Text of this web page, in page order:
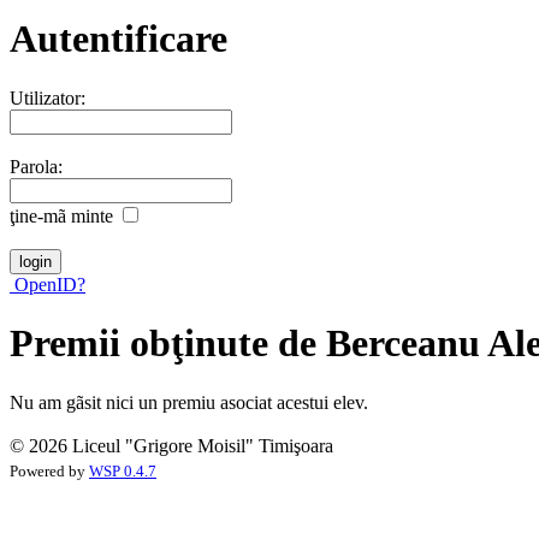
Autentificare
Utilizator:
Parola:
ţine-mã minte
OpenID?
Premii obţinute de Berceanu
Nu am gãsit nici un premiu asociat acestui elev.
© 2026 Liceul "Grigore Moisil" Timişoara
Powered by WSP 0.4.7